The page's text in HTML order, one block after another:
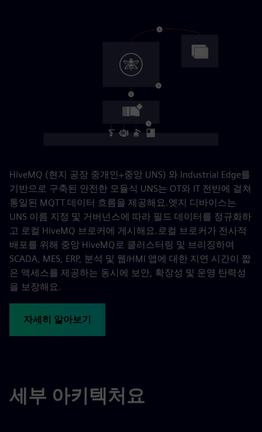
HiveMQ (현지 공장 중개인+중앙 UNS) 와 Industrial Edge를
기반으로 구축된 안전한 모듈식 UNS는 OT와 IT 전반에 걸쳐
통일된 MQTT 데이터 흐름을 제공해요.엣지 디바이스는
UNS 이름 지정 및 거버넌스에 따라 필드 데이터를 정규화하
고 로컬 HiveMQ 브로커에 게시해요.로컬 브로커가 전사적
배포를 위해 중앙 HiveMQ로 클러스터링 및 브리징하여
SCADA, MES, ERP, 분석 및 웹/HMI 앱에 대한 지연 시간이 짧
은 액세스를 제공하는 동시에 보안, 확장성 및 운영 탄력성
을 보장해요.
자세히 알아보기
세부 아키텍처요